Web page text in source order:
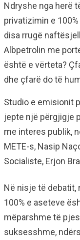
Ndryshe nga herë
privatizimin e
disa rrugë
Albpetrolin me
është e vërteta?
dhe çfarë do të
Studio e emisionit
jepte një përgjigje
me interes publik,
METE-s, Nasip
Socialiste, Erjon
Në nisje të debatit,
100% e aseteve
mëparshme të
suksesshme,